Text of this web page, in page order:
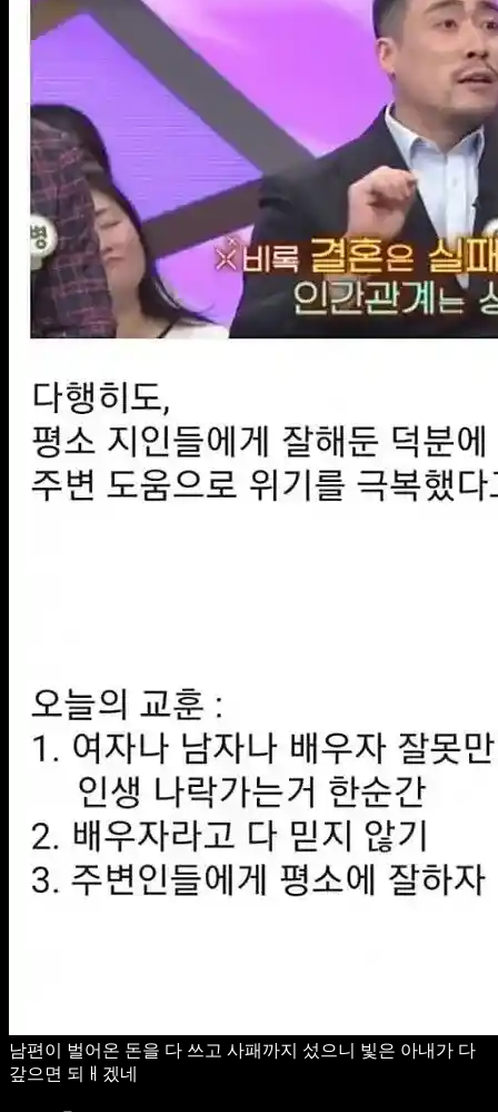
남편이 벌어온 돈을 다 쓰고 사패까지 섰으니 빛은 아내가 다
갚으면 되ㅐ겠네